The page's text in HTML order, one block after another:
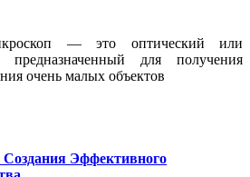
— это оптический или
предназначенный для получения
очень малых объектов
Создания Эффективного